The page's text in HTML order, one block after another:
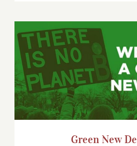
Green New
Green New